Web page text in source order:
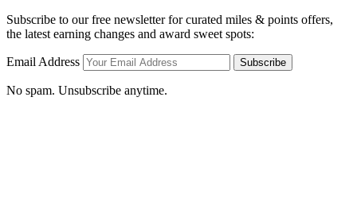
Subscribe to our free newsletter for curated miles & points offers,
the latest earning changes and award sweet spots:
Email Address Subscribe
No spam. Unsubscribe anytime.